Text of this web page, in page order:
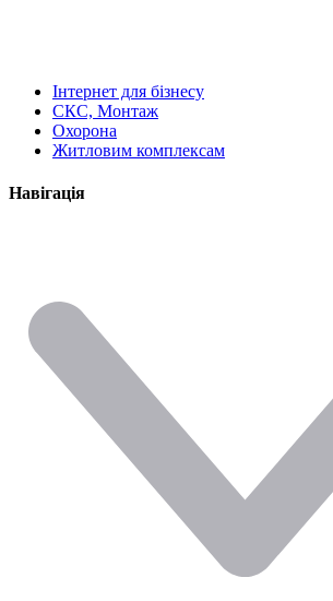
Інтернет для бізнесу
СКС, Монтаж
Охорона
Житловим комплексам
Навігація